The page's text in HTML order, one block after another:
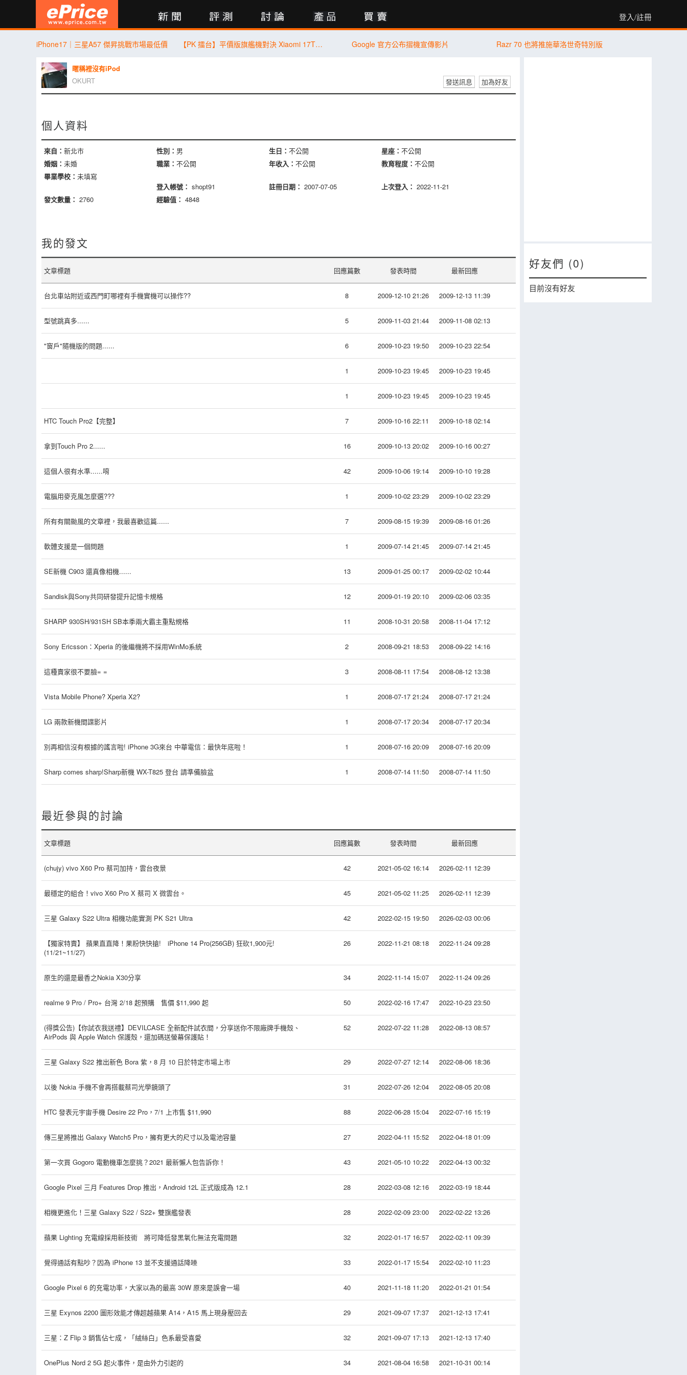
登入/註冊
評測 討論 產品 買賣 商城 登入 行動版
iPhone17｜三星A57 傑昇挑戰市場最低價 【PK 擂台】平價版旗艦機對決 Xiaomi 17T Pro V.S. vivo X300 FE Google 官方公布摺機宣傳影片 Razr 70 也將推施華洛世奇特別版
暱稱裡沒有iPod
OKURT
發送訊息 加為好友
個人資料
來自： 新北市 性別： 男 生日： 不公開 星座： 不公開
婚姻： 未婚 職業： 不公開 年收入： 不公開 教育程度： 不公開
畢業學校： 未填寫
登入帳號： shopt91 註冊日期： 2007-07-05 上次登入： 2022-11-21
發文數量： 2760 經驗值： 4848
我的發文
文章標題 回應篇數 發表時間 最新回應
台北車站附近或西門町哪裡有手機實機可以操作?? 8 2009-12-10 21:26 2009-12-13 11:39
型號跳真多...... 5 2009-11-03 21:44 2009-11-08 02:13
"窗戶"隨機版的問題...... 6 2009-10-23 19:50 2009-10-23 22:54
1 2009-10-23 19:45 2009-10-23 19:45
1 2009-10-23 19:45 2009-10-23 19:45
HTC Touch Pro2【完整】 7 2009-10-16 22:11 2009-10-18 02:14
拿到Touch Pro 2...... 16 2009-10-13 20:02 2009-10-16 00:27
這個人很有水準......唷 42 2009-10-06 19:14 2009-10-10 19:28
電腦用麥克風怎麼選??? 1 2009-10-02 23:29 2009-10-02 23:29
所有有關颱風的文章裡，我最喜歡這篇...... 7 2009-08-15 19:39 2009-08-16 01:26
軟體支援是一個問題 1 2009-07-14 21:45 2009-07-14 21:45
SE新機 C903 還真像相機...... 13 2009-01-25 00:17 2009-02-02 10:44
Sandisk與Sony共同研發提升記憶卡規格 12 2009-01-19 20:10 2009-02-06 03:35
SHARP 930SH/931SH SB本季兩大霸主重點規格 11 2008-10-31 20:58 2008-11-04 17:12
Sony Ericsson：Xperia 的後繼機將不採用WinMo系統 2 2008-09-21 18:53 2008-09-22 14:16
這種賣家很不要臉= = 3 2008-08-11 17:54 2008-08-12 13:38
Vista Mobile Phone? Xperia X2? 1 2008-07-17 21:24 2008-07-17 21:24
LG 兩款新機間諜影片 1 2008-07-17 20:34 2008-07-17 20:34
別再相信沒有根據的謠言啦! iPhone 3G來台 中華電信：最快年底啦！ 1 2008-07-16 20:09 2008-07-16 20:09
Sharp comes sharp!Sharp新機 WX-T825 登台 請準備臉盆 1 2008-07-14 11:50 2008-07-14 11:50
最近參與的討論
文章標題 回應篇數 發表時間 最新回應
(chujy) vivo X60 Pro 蔡司加持，雲台夜景 42 2021-05-02 16:14 2026-02-11 12:39
最穩定的組合！vivo X60 Pro X 蔡司 X 微雲台。 45 2021-05-02 11:25 2026-02-11 12:39
三星 Galaxy S22 Ultra 相機功能實測 PK S21 Ultra 42 2022-02-15 19:50 2026-02-03 00:06
【獨家特賣】 蘋果直直降！果粉快快搶! iPhone 14 Pro(256GB) 狂砍1,900元!
(11/21~11/27)
26 2022-11-21 08:18 2022-11-24 09:28
原生的還是最香之Nokia X30分享 34 2022-11-14 15:07 2022-11-24 09:26
realme 9 Pro / Pro+ 台灣 2/18 起預購 售價 $11,990 起 50 2022-02-16 17:47 2022-10-23 23:50
(得獎公告)【你試衣我送禮】DEVILCASE 全新配件試衣間，分享送你不限廠牌手機殼、
AirPods 與 Apple Watch 保護殼，還加碼送螢幕保護貼！
52 2022-07-22 11:28 2022-08-13 08:57
三星 Galaxy S22 推出新色 Bora 紫，8 月 10 日於特定市場上市 29 2022-07-27 12:14 2022-08-06 18:36
以後 Nokia 手機不會再搭載蔡司光學鏡頭了 31 2022-07-26 12:04 2022-08-05 20:08
HTC 發表元宇宙手機 Desire 22 Pro，7/1 上市售 $11,990 88 2022-06-28 15:04 2022-07-16 15:19
傳三星將推出 Galaxy Watch5 Pro，擁有更大的尺寸以及電池容量 27 2022-04-11 15:52 2022-04-18 01:09
第一次買 Gogoro 電動機車怎麼挑？2021 最新懶人包告訴你！ 43 2021-05-10 10:22 2022-04-13 00:32
Google Pixel 三月 Features Drop 推出，Android 12L 正式版成為 12.1 28 2022-03-08 12:16 2022-03-19 18:44
相機更進化！三星 Galaxy S22 / S22+ 雙旗艦發表 28 2022-02-09 23:00 2022-02-22 13:26
蘋果 Lighting 充電線採用新技術 將可降低發黑氧化無法充電問題 32 2022-01-17 16:57 2022-02-11 09:39
覺得通話有點吵？因為 iPhone 13 並不支援通話降噪 33 2022-01-17 15:54 2022-02-10 11:23
Google Pixel 6 的充電功率，大家以為的最高 30W 原來是誤會一場 40 2021-11-18 11:20 2022-01-21 01:54
三星 Exynos 2200 圖形效能才傳超越蘋果 A14，A15 馬上現身壓回去 29 2021-09-07 17:37 2021-12-13 17:41
三星：Z Flip 3 銷售佔七成，「絨絲白」色系最受喜愛 32 2021-09-07 17:13 2021-12-13 17:40
OnePlus Nord 2 5G 起火事件，是由外力引起的 34 2021-08-04 16:58 2021-10-31 00:14
好友們 (0)
目前沒有好友